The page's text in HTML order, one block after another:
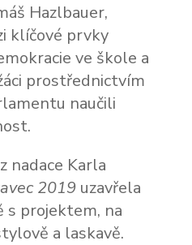
Hazlbauer,
klíčové prvky
ve škole a
prostřednictvím
naučili
nadace Karla
2019 uzavřela
s projektem, na
a laskavě.